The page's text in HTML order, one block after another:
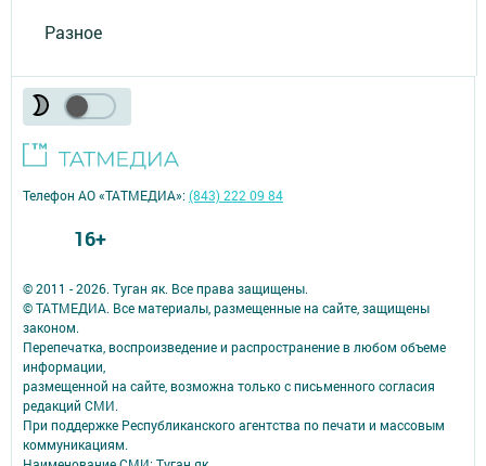
Разное
© 2011 - 2026. Туган як. Все права защищены.
© ТАТМЕДИА. Все материалы, размещенные на сайте, защищены
законом.
Перепечатка, воспроизведение и распространение в любом объеме
информации,
размещенной на сайте, возможна только с письменного согласия
редакций СМИ.
При поддержке Республиканского агентства по печати и массовым
коммуникациям.
Телефон АО «ТАТМЕДИА»:(843) 222 09 84
16+